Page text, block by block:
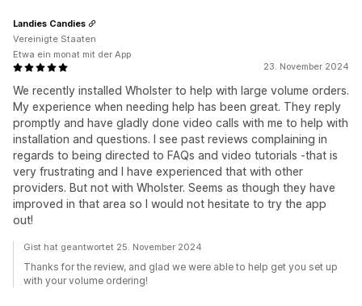
23. November 2024
We recently installed Wholster to help with large volume orders.
My experience when needing help has been great. They reply
promptly and have gladly done video calls with me to help with
installation and questions. I see past reviews complaining in
regards to being directed to FAQs and video tutorials -that is
very frustrating and I have experienced that with other
providers. But not with Wholster. Seems as though they have
improved in that area so I would not hesitate to try the app
out!
Landies Candies
Vereinigte Staaten
Etwa ein monat mit der App
Gist hat geantwortet 25. November 2024
Thanks for the review, and glad we were able to help get you set up
with your volume ordering!